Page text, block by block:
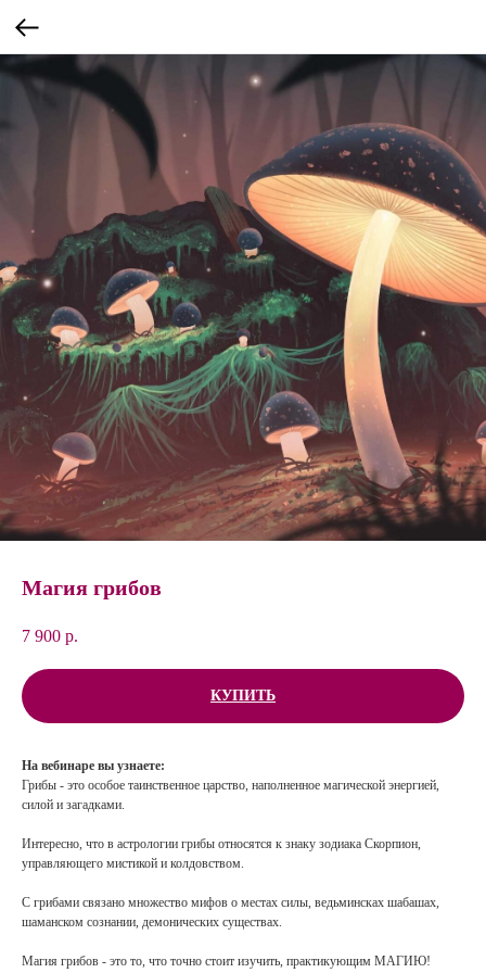
Магия грибов
7 900 р.
КУПИТЬ
На вебинаре вы узнаете:
Грибы - это особое таинственное царство, наполненное магической энергией,
силой и загадками.
Интересно, что в астрологии грибы относятся к знаку зодиака Скорпион,
управляющего мистикой и колдовством.
С грибами связано множество мифов о местах силы, ведьминсках шабашах,
шаманском сознании, демонических существах.
Магия грибов - это то, что точно стоит изучить, практикующим МАГИЮ!